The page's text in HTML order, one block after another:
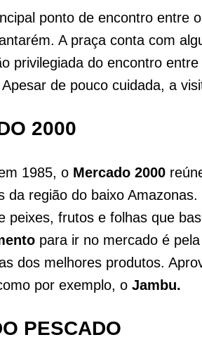
ponto de encontro entre
A praça conta com
privilegiada do encontro
Apesar de pouco cuidada, a
2000
1985, o Mercado 2000
da região do baixo
peixes, frutos e folhas que
para ir no mercado é
dos melhores produtos.
por exemplo, o Jambu.
PESCADO